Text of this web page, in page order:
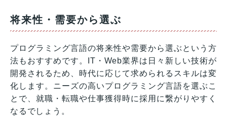
将来性・需要から選ぶ
プログラミング言語の将来性や需要から選ぶという方
法もおすすめです。IT・Web業界は日々新しい技術が
開発されるため、時代に応じて求められるスキルは変
化します。ニーズの高いプログラミング言語を選ぶこ
とで、就職・転職や仕事獲得時に採用に繋がりやすく
なるでしょう。